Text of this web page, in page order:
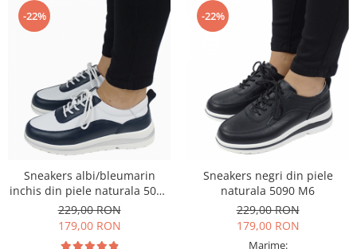
-22%
Sneakers albi/bleumarin
inchis din piele naturala 5090
M6
229,00 RON
179,00 RON
-22%
Sneakers negri din piele
naturala 5090 M6
229,00 RON
179,00 RON
Marime: